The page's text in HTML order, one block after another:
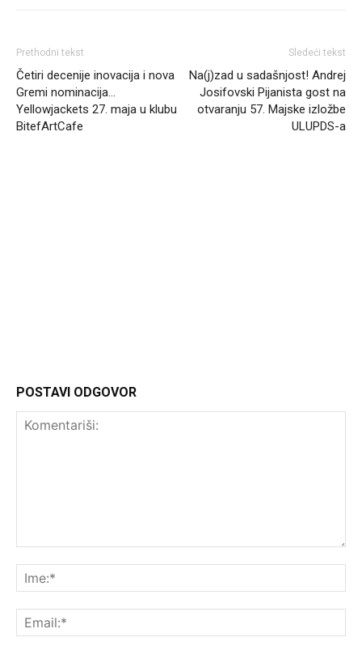
Prethodni tekst
Četiri decenije inovacija i nova
Gremi nominacija…
Yellowjackets 27. maja u klubu
BitefArtCafe
Sledeći tekst
Na(j)zad u sadašnjost! Andrej
Josifovski Pijanista gost na
otvaranju 57. Majske izložbe
ULUPDS-a
POSTAVI ODGOVOR